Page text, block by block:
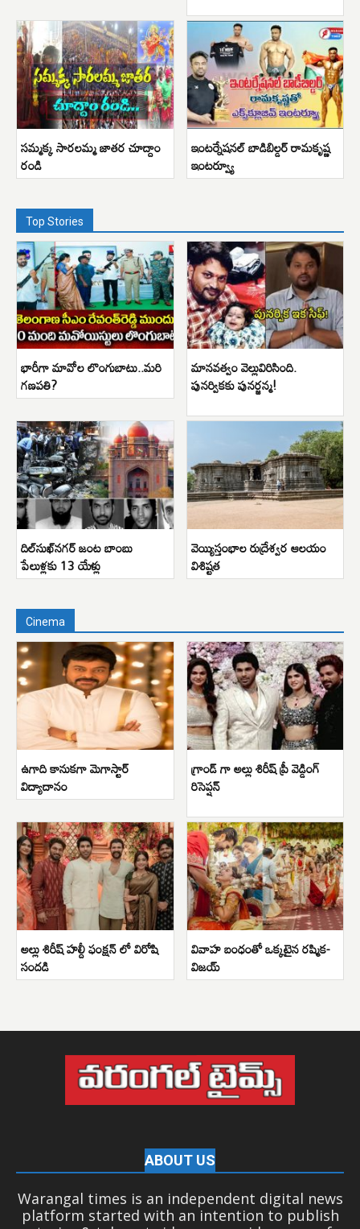
సమ్మక్క సారలమ్మ జాతర చూద్దాం
రండి
ఇంటర్నేషనల్ బాడిబిల్డర్ రామకృష్ణ
ఇంటర్వ్యూ
Top Stories
భారీగా మావోల లొంగుబాటు..మరి
గణపతి?
మానవత్వం వెల్లువిరిసింది.
పునర్వికకు పునర్జన్మ!
దిల్‌సుఖ్‌నగర్ జంట బాంబు
పేలుళ్లకు 13 యేళ్లు
వెయ్యిస్తంభాల రుద్రేశ్వర ఆలయం
విశిష్టత
Cinema
ఉగాది కానుకగా మెగాస్టార్
విద్యాదానం
గ్రాండ్ గా అల్లు శిరీష్ ప్రీ వెడ్డింగ్
రిసెప్షన్
అల్లు శిరీష్ హల్దీ ఫంక్షన్ లో విరోషి
సందడి
వివాహ బంధంతో ఒక్కటైన రష్మిక-
విజయ్
ABOUT US
Warangal times is an independent digital news
platform started with an intention to publish